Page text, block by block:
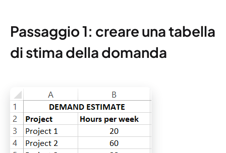
Passaggio 1: creare una tabella
di stima della domanda